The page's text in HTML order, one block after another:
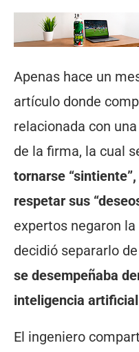
Apenas hace un
artículo donde
relacionada con
de la firma, la cual
tornarse
respetar sus
expertos negaron
decidió separarlo
se desempeñaba
inteligencia
El ingeniero